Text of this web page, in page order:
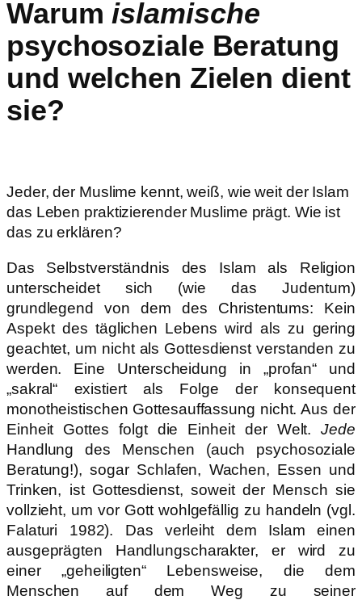
Warumislamische
psychosoziale Beratung
und welchen Zielen dient
sie?
Jeder, der Muslime kennt, weiß, wie weit der Islam
das Leben praktizierender Muslime prägt. Wie ist
das zu erklären?
Das Selbstverständnis des Islam als Religion
unterscheidet sich (wie das Judentum)
grundlegend von dem des Christentums: Kein
Aspekt des täglichen Lebens wird als zu gering
geachtet, um nicht als Gottesdienst verstanden zu
werden. Eine Unterscheidung in „profan“ und
„sakral“ existiert als Folge der konsequent
monotheistischen Gottesauffassung nicht. Aus der
Einheit Gottes folgt die Einheit der Welt.Jede
Handlung des Menschen (auch psychosoziale
Beratung!), sogar Schlafen, Wachen, Essen und
Trinken, ist Gottesdienst, soweit der Mensch sie
vollzieht, um vor Gott wohlgefällig zu handeln (vgl.
Falaturi 1982). Das verleiht dem Islam einen
ausgeprägten Handlungscharakter, er wird zu
einer „geheiligten“ Lebensweise, die dem
Menschen auf dem Weg zu seiner